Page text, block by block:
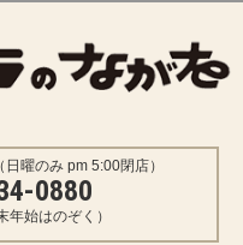
曜のみ pm 5:00閉店）
0880
年始はのぞく）